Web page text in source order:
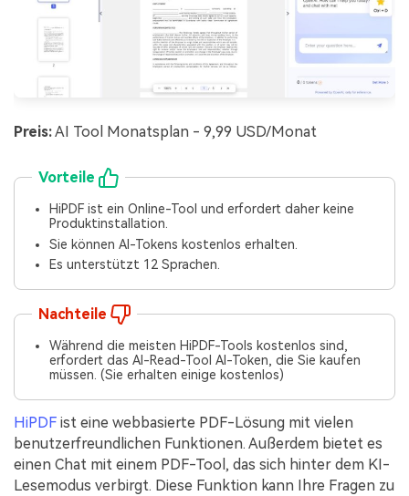
Preis:AI Tool Monatsplan - 9,99 USD/Monat
Vorteile
HiPDF ist ein Online-Tool und erfordert daher keine
Produktinstallation.
Sie können AI-Tokens kostenlos erhalten.
Es unterstützt 12 Sprachen.
Nachteile
Während die meisten HiPDF-Tools kostenlos sind,
erfordert das AI-Read-Tool AI-Token, die Sie kaufen
müssen. (Sie erhalten einige kostenlos)
HiPDF ist eine webbasierte PDF-Lösung mit vielen
benutzerfreundlichen Funktionen. Außerdem bietet es
einen Chat mit einem PDF-Tool, das sich hinter dem KI-
Lesemodus verbirgt. Diese Funktion kann Ihre Fragen zu